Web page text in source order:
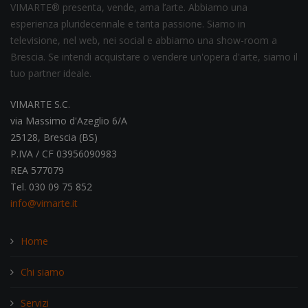
VIMARTE® presenta, vende, ama l’arte. Abbiamo una
esperienza pluridecennale e tanta passione. Siamo in
televisione, nel web, nei social e abbiamo una show-room a
Brescia. Se intendi acquistare o vendere un'opera d'arte, siamo il
tuo partner ideale.
VIMARTE S.C.
via Massimo d'Azeglio 6/A
25128, Brescia (BS)
P.IVA / CF 03956090983
REA 577079
Tel. 030 09 75 852
info@vimarte.it
Home
Chi siamo
Servizi